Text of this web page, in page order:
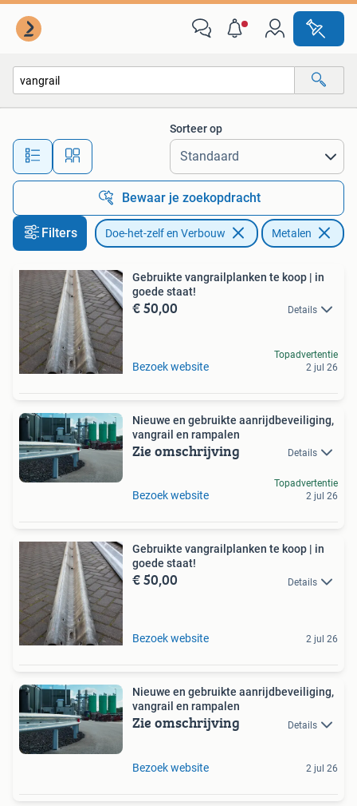
Alle afstanden…
Sorteer op
Bewaar je zoekopdracht
Filters Doe-het-zelf en Verbouw Metalen
Gebruikte vangrailplanken te koop | in
goede staat!
€ 50,00 Details
Bezoek website
Topadvertentie
2 jul 26
Nieuwe en gebruikte aanrijdbeveiliging,
vangrail en rampalen
Zie omschrijving Details
Bezoek website
Topadvertentie
2 jul 26
Gebruikte vangrailplanken te koop | in
goede staat!
€ 50,00 Details
Bezoek website 2 jul 26
Nieuwe en gebruikte aanrijdbeveiliging,
vangrail en rampalen
Zie omschrijving Details
Bezoek website 2 jul 26